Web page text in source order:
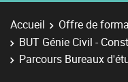
Accueil Offre de
BUT Génie Civil -
Parcours Bureaux